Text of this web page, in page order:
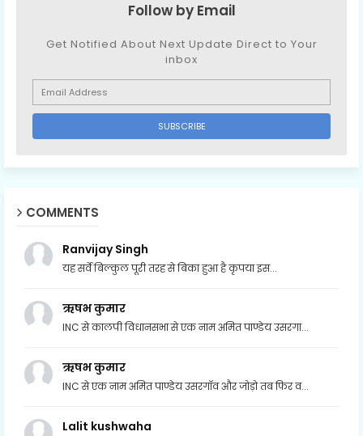
Follow by Email
Get Notified About Next Update Direct to Your
inbox
COMMENTS
Ranvijay Singh
यह सर्वे बिल्कुल पूरी तरह से बिका हुआ है कृपया इस...
ऋषभ कुमार
INC से कालपी विधानसभा से एक नाम अमित पाण्डेय उसरगा...
ऋषभ कुमार
INC से एक नाम अमित पाण्डेय उसरगॉव और जोड़ो तब फिर व...
Lalit kushwaha